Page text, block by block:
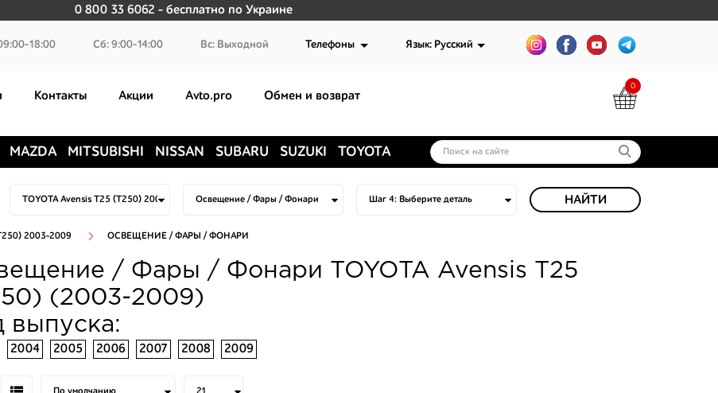
0 800 33 6062 - бесплатно по Украине
0
18:00 Сб: 9:00-14:00 Вс: Выходной Телефоны Язык: Русский
Контакты Акции Avto.pro Обмен и возврат
MAZDA MITSUBISHI NISSAN SUBARU SUZUKI TOYOTA
НАЙТИ
2003-2009 ОСВЕЩЕНИЕ / ФАРЫ / ФОНАРИ
/ Фары / Фонари TOYOTA Avensis T25
(2003-2009)
выпуска:
2004 2005 2006 2007 2008 2009